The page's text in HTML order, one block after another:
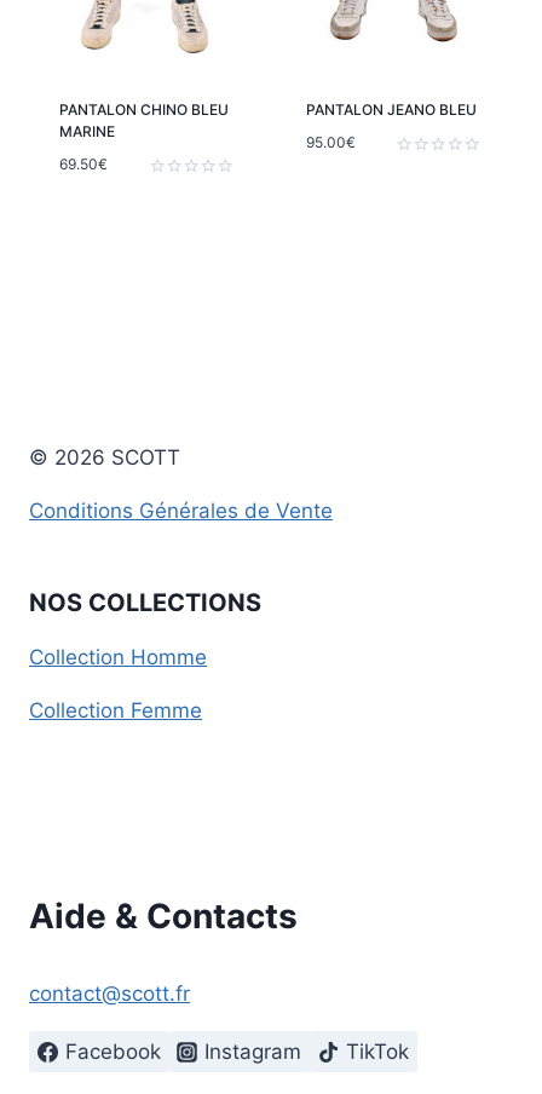
PANTALON CHINO BLEU
MARINE
69.50€
PANTALON JEANO BLEU
95.00€
© 2026 SCOTT
Conditions Générales de Vente
NOS COLLECTIONS
Collection Homme
Collection Femme
Aide & Contacts
contact@scott.fr
Facebook Instagram TikTok